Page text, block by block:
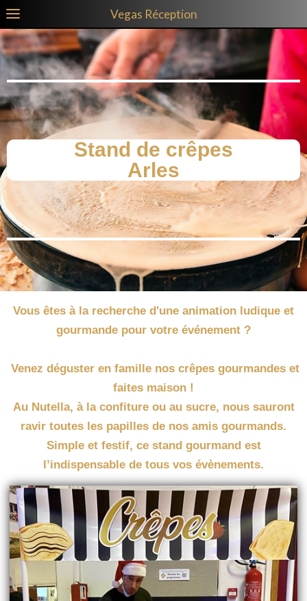
Vegas Réception
Stand de crêpes
Arles
Vous êtes à la recherche d'une animation ludique et
gourmande pour votre événement ?
Venez déguster en famille nos crêpes gourmandes et
faites maison !
Au Nutella, à la confiture ou au sucre, nous sauront
ravir toutes les papilles de nos amis gourmands.
Simple et festif, ce stand gourmand est
l’indispensable de tous vos évènements.